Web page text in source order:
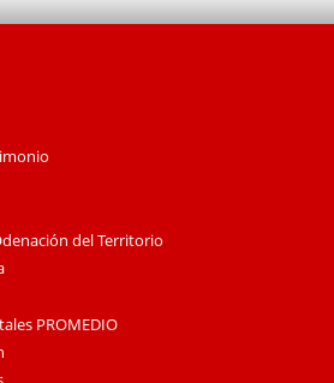
del Territorio
PROMEDIO